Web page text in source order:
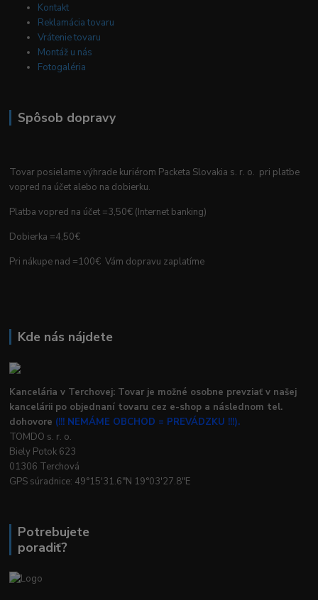
Kontakt
Reklamácia tovaru
Vrátenie tovaru
Montáž u nás
Fotogaléria
Spôsob dopravy
Tovar posielame výhrade kuriérom Packeta Slovakia s. r. o. pri platbe
vopred na účet alebo na dobierku.
Platba vopred na účet =3,50€ (Internet banking)
Dobierka =4,50€
Pri nákupe nad =100€ Vám dopravu zaplatíme
Kde nás nájdete
Kancelária v Terchovej: Tovar je možné osobne prevziať v našej
kancelárii po objednaní tovaru cez e-shop a následnom tel.
dohovore (!!! NEMÁME OBCHOD = PREVÁDZKU !!!).
TOMDO s. r. o.
Biely Potok 623
01306 Terchová
GPS súradnice: 49°15'31.6"N 19°03'27.8"E
Potrebujete
poradiť?